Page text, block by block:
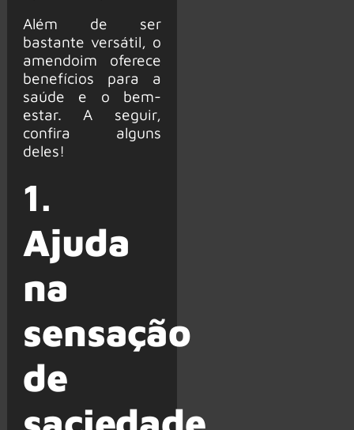
Além de ser
bastante versátil, o
amendoim oferece
benefícios para a
saúde e o bem-
estar. A seguir,
confira alguns
deles!
1.
Ajuda
na
sensação
de